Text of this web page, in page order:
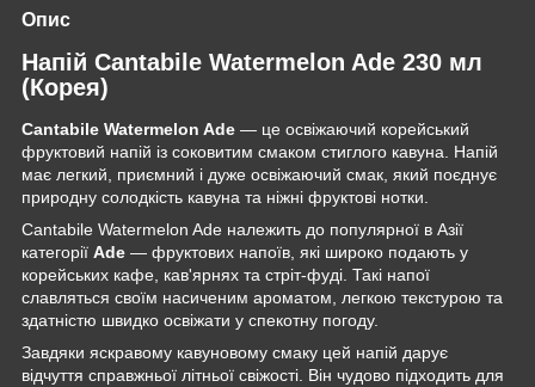
Опис
Напій Cantabile Watermelon Ade 230 мл
(Корея)
Cantabile Watermelon Ade — це освіжаючий корейський
фруктовий напій із соковитим смаком стиглого кавуна. Напій
має легкий, приємний і дуже освіжаючий смак, який поєднує
природну солодкість кавуна та ніжні фруктові нотки.
Cantabile Watermelon Ade належить до популярної в Азії
категорії Ade — фруктових напоїв, які широко подають у
корейських кафе, кав'ярнях та стріт-фуді. Такі напої
славляться своїм насиченим ароматом, легкою текстурою та
здатністю швидко освіжати у спекотну погоду.
Завдяки яскравому кавуновому смаку цей напій дарує
відчуття справжньої літньої свіжості. Він чудово підходить для